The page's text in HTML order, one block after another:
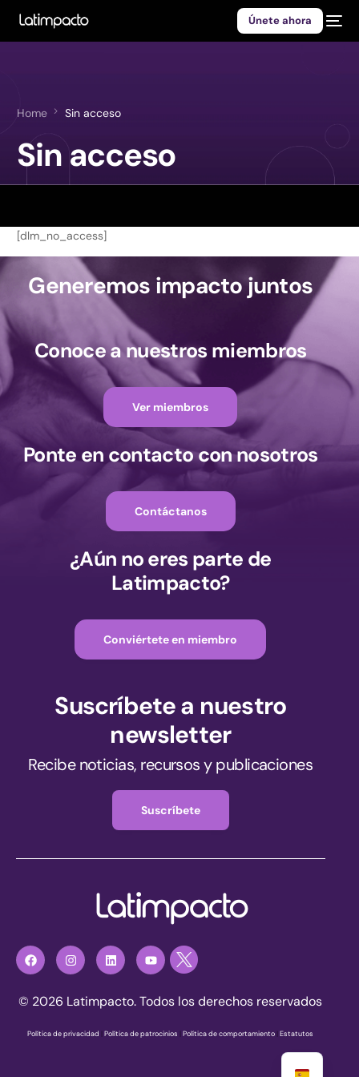
Únete ahora
Home Sin acceso
Sin acceso
[dlm_no_access]
Generemos impacto juntos
Conoce a nuestros miembros
Ver miembros
Ponte en contacto con nosotros
Contáctanos
¿Aún no eres parte de
Latimpacto?
Conviértete en miembro
Suscríbete a nuestro
newsletter
Recibe noticias, recursos y publicaciones
Suscríbete
© 2026 Latimpacto. Todos los derechos reservados
Política de privacidad |Política de patrocinios |Política de comportamiento |Estatutos